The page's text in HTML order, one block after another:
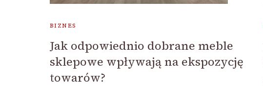
BIZNES
Jak odpowiednio dobrane meble
sklepowe wpływają na ekspozycję
towarów?